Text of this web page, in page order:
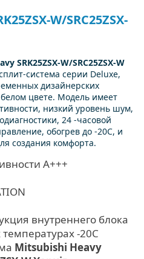
W/SRC25ZSX-
SRK25ZSX-W/SRC25ZSX-W
система серии Deluxe,
дизайнерских
цвете. Модель имеет
низкий уровень шум,
24 -часовой
обогрев до -20С, и
создания комфорта.
А+++
внутреннего блока
-20С
Mitsubishi Heavy